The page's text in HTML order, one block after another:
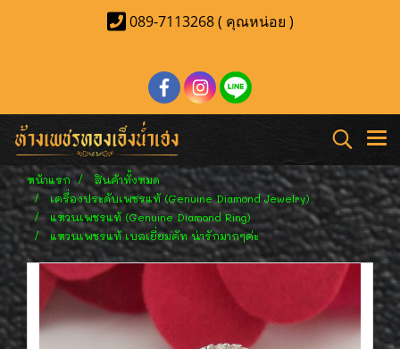
089-7113268 ( คุณหน่อย )
หน้าแรก
สินค้าทั้งหมด
เครื่องประดับเพชรแท้ (Genuine Diamond Jewelry)
แหวนเพชรแท้ (Genuine Diamond Ring)
แหวนเพชรแท้ เบลเยี่ยมคัท น่ารักมากๆค่ะ